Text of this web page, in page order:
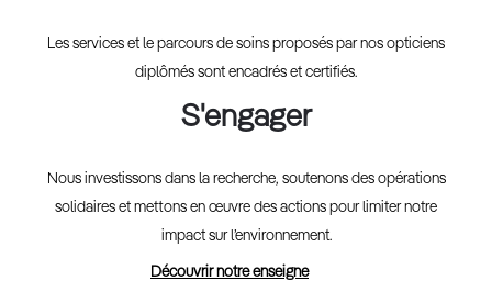
Les services et le parcours de soins proposés par nos opticiens
diplômés sont encadrés et certifiés.
S'engager
Nous investissons dans la recherche, soutenons des opérations
solidaires et mettons en œuvre des actions pour limiter notre
impact sur l’environnement.
Découvrir notre enseigne